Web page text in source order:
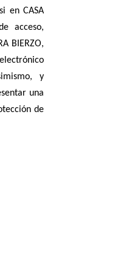
en CASA
acceso,
BIERZO,
y
una
de